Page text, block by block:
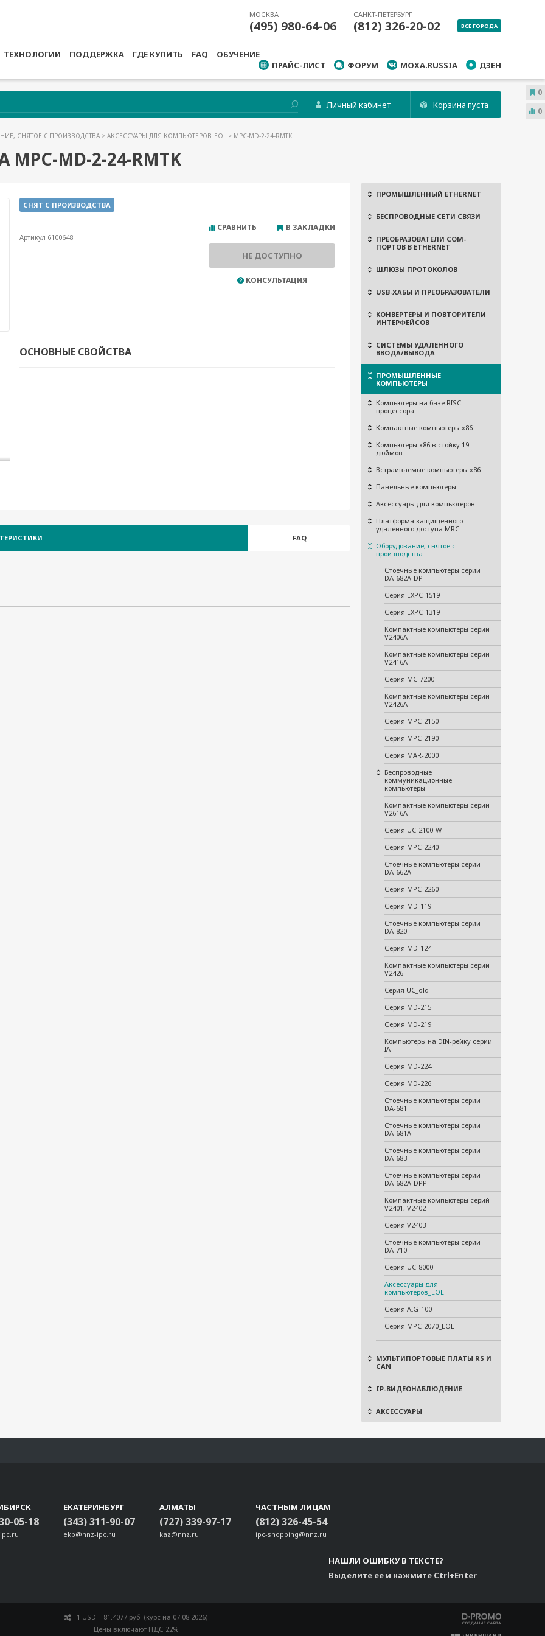
МОСКВА
(495) 980-64-06
САНКТ-ПЕТЕРБУРГ
(812) 326-20-02 ВСЕ ГОРОДА
ТЕХНОЛОГИИ ПОДДЕРЖКА ГДЕ КУПИТЬ FAQ
ОБУЧЕНИЕ
ПРАЙС-ЛИСТ
ФОРУМ MOXA.RUSSIA ДЗЕН
Личный кабинет Корзина пуста
СНЯТОЕ С ПРОИЗВОДСТВА > АКСЕССУАРЫ ДЛЯ КОМПЬЮТЕРОВ_EOL > MPC-MD-2-24-RMTK
MD-2-24-RMTK
ПРОМЫШЛЕННЫЙ ETHERNET
БЕСПРОВОДНЫЕ СЕТИ СВЯЗИ
ПРЕОБРАЗОВАТЕЛИ COM-
ПОРТОВ В ETHERNET
ШЛЮЗЫ ПРОТОКОЛОВ
USB-ХАБЫ И ПРЕОБРАЗОВАТЕЛИ
КОНВЕРТЕРЫ И ПОВТОРИТЕЛИ
ИНТЕРФЕЙСОВ
СИСТЕМЫ УДАЛЕННОГО
ВВОДА/ВЫВОДА
ПРОМЫШЛЕННЫЕ
КОМПЬЮТЕРЫ
Компьютеры на базе RISC-
процессора
Компактные компьютеры x86
Компьютеры x86 в стойку 19
дюймов
Встраиваемые компьютеры x86
Панельные компьютеры
Аксессуары для компьютеров
Платформа защищенного
удаленного доступа MRC
Оборудование, снятое с
производства
Стоечные компьютеры серии
DA-682A-DP
Серия EXPC-1519
Серия EXPC-1319
Компактные компьютеры серии
V2406A
Компактные компьютеры серии
V2416A
Серия MC-7200
Компактные компьютеры серии
V2426A
Серия MPC-2150
Серия MPC-2190
Серия MAR-2000
Беспроводные
коммуникационные
компьютеры
Компактные компьютеры серии
V2616A
Серия UC-2100-W
Серия MPC-2240
Стоечные компьютеры серии
DA-662A
Серия MPC-2260
Серия MD-119
Стоечные компьютеры серии
DA-820
Серия MD-124
Компактные компьютеры серии
V2426
Cерия UC_old
Серия MD-215
Серия MD-219
Компьютеры на DIN-рейку серии
IA
Серия MD-224
Серия MD-226
Стоечные компьютеры серии
DA-681
Стоечные компьютеры серии
DA-681A
Стоечные компьютеры серии
DA-683
Стоечные компьютеры серии
DA-682A-DPP
Компактные компьютеры серий
V2401, V2402
Серия V2403
Стоечные компьютеры серии
DA-710
Серия UC-8000
Аксессуары для
компьютеров_EOL
Серия AIG-100
Серия MPC-2070_EOL
МУЛЬТИПОРТОВЫЕ ПЛАТЫ RS И
CAN
IP-ВИДЕОНАБЛЮДЕНИЕ
АКСЕССУАРЫ
СНЯТ С ПРОИЗВОДСТВА
Артикул 6100648
СРАВНИТЬ В ЗАКЛАДКИ
НЕ ДОСТУПНО
КОНСУЛЬТАЦИЯ
ОСНОВНЫЕ СВОЙСТВА
FAQ
05-18
ЕКАТЕРИНБУРГ
(343) 311-90-07
ekb@nnz-ipc.ru
АЛМАТЫ
(727) 339-97-17
kaz@nnz.ru
ЧАСТНЫМ ЛИЦАМ
(812) 326-45-54
ipc-shopping@nnz.ru
НАШЛИ ОШИБКУ В ТЕКСТЕ?
Выделите ее и нажмите Ctrl+Enter
1 USD = 81.4077 руб. (курс на 07.08.2026)
Цены включают НДС 22%
0
0